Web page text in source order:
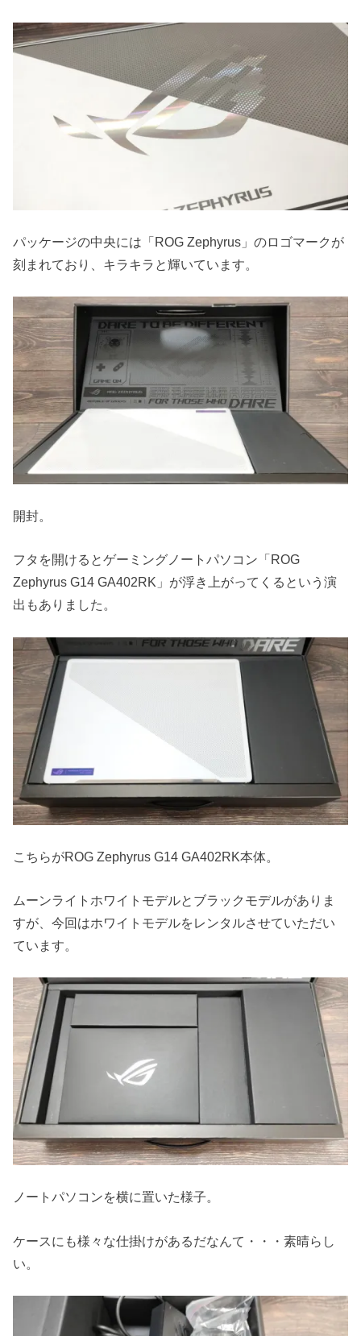
パッケージの中央には「ROG Zephyrus」のロゴマークが
刻まれており、キラキラと輝いています。
開封。
フタを開けるとゲーミングノートパソコン「ROG
Zephyrus G14 GA402RK」が浮き上がってくるという演
出もありました。
こちらがROG Zephyrus G14 GA402RK本体。
ムーンライトホワイトモデルとブラックモデルがありま
すが、今回はホワイトモデルをレンタルさせていただい
ています。
ノートパソコンを横に置いた様子。
ケースにも様々な仕掛けがあるだなんて・・・素晴らし
い。